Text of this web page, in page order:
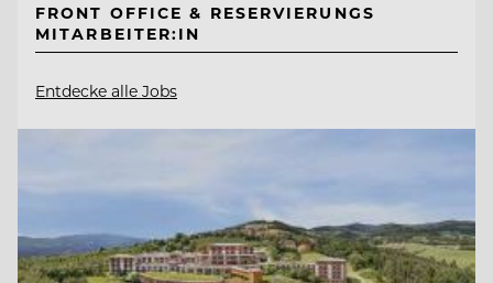
FRONT OFFICE & RESERVIERUNGS
MITARBEITER:IN
Entdecke alle Jobs